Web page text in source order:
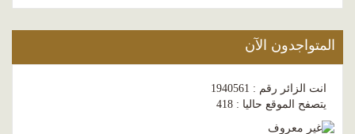
المتواجدون الآن
انت الزائر رقم : 1940561
يتصفح الموقع حاليا : 418